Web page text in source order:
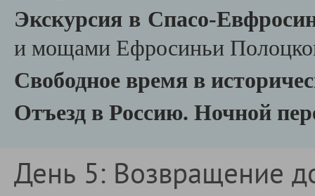
Экскурсия в Спасо-
и мощами Ефросиньи
Свободное время в
Отъезд в Россию. Ночной
День 5: Возвращение